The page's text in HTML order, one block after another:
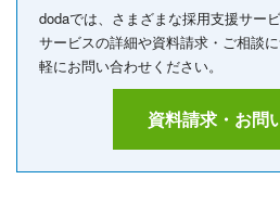
dodaでは、さまざまな採用支援サー
サービスの詳細や資料請求・ご相談
軽にお問い合わせください。
資料請求・お問